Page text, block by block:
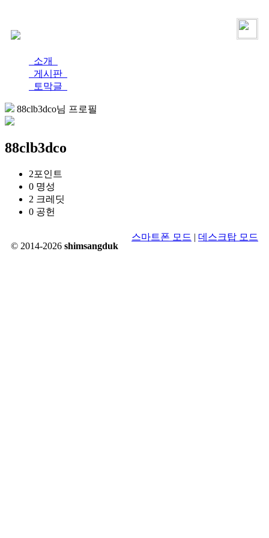
소개
게시판
토막글
88clb3dco님 프로필
88clb3dco
2포인트
0 명성
2 크레딧
0 공헌
© 2014-2026 shimsangduk
스마트폰 모드 | 데스크탑 모드